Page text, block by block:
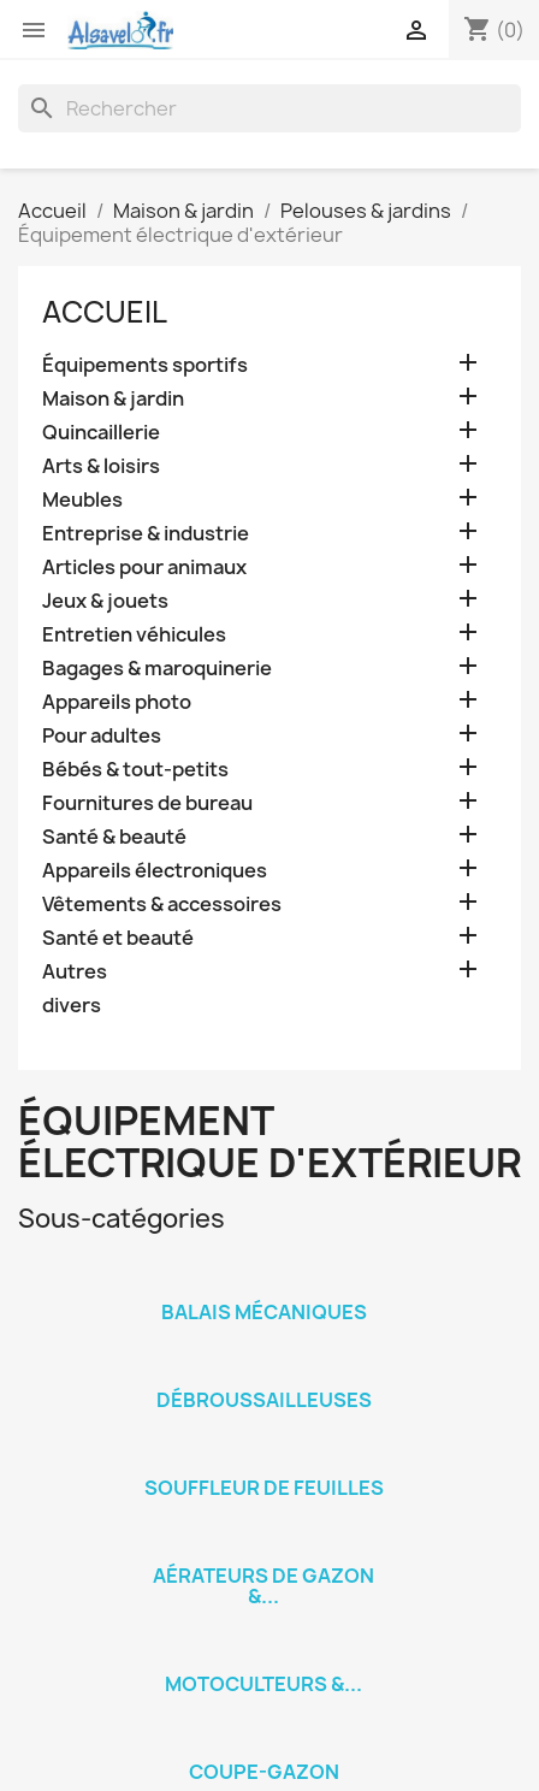
 shopping_cart (0)

search
Accueil Maison & jardin
Pelouses & jardins
Équipement électrique d'extérieur
ACCUEIL
Équipements sportifs 
Maison & jardin 
Quincaillerie 
Arts & loisirs 
Meubles 
Entreprise & industrie 
Articles pour animaux 
Jeux & jouets 
Entretien véhicules 
Bagages & maroquinerie 
Appareils photo 
Pour adultes 
Bébés & tout-petits 
Fournitures de bureau 
Santé & beauté 
Appareils électroniques 
Vêtements & accessoires 
Santé et beauté 
Autres 
divers
ÉQUIPEMENT
ÉLECTRIQUE D'EXTÉRIEUR
Sous-catégories
BALAIS MÉCANIQUES
DÉBROUSSAILLEUSES
SOUFFLEUR DE FEUILLES
AÉRATEURS DE GAZON
&...
MOTOCULTEURS &...
COUPE-GAZON